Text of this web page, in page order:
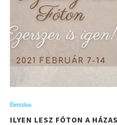
Életstílus
ILYEN LESZ FÓTON A